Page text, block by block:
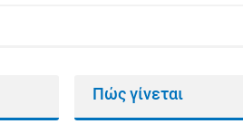
Πώς γίνεται